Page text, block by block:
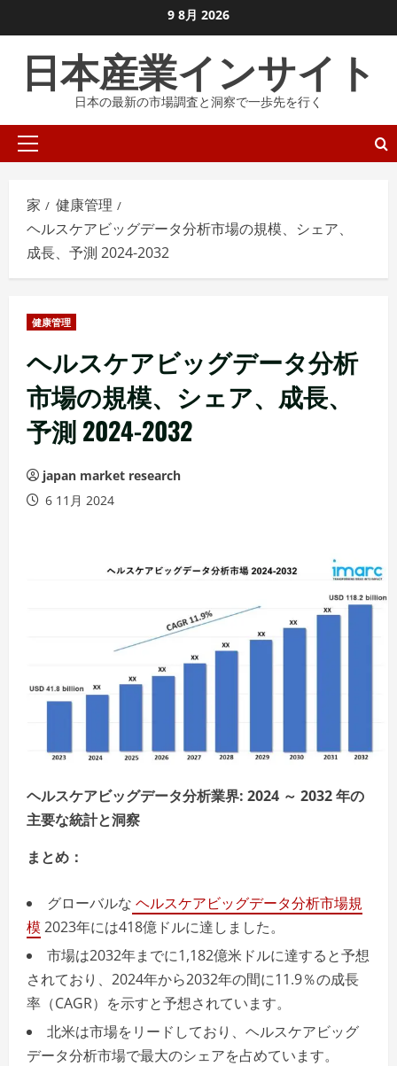
ン
に
ま
9 8月 2026
日本産業インサイト
日本の最新の市場調査と洞察で一歩先を行く
プ
イ
リ
メ
ー
家
健康管理
ヘルスケアビッグデータ分析市場の規模、シェア、
成長、予測 2024-2032
健康管理
ヘルスケアビッグデータ分析
市場の規模、シェア、成長、
予測 2024-2032
japan market research
6 11月 2024
ヘルスケアビッグデータ分析業界: 2024 ～ 2032 年の
主要な統計と洞察
まとめ：
グローバルな ヘルスケアビッグデータ分析市場規
模 2023年には418億ドルに達しました。
市場は2032年までに1,182億米ドルに達すると予想
されており、2024年から2032年の間に11.9％の成長
率（CAGR）を示すと予想されています。
北米は市場をリードしており、ヘルスケアビッグ
データ分析市場で最大のシェアを占めています。